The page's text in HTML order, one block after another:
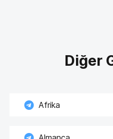
Diğer
Afrika